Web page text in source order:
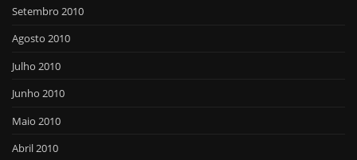
Setembro 2010
Agosto 2010
Julho 2010
Junho 2010
Maio 2010
Abril 2010